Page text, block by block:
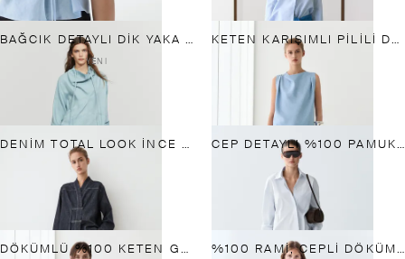
BAĞCIK DETAYLI DIK YAKA DÖKÜMLÜ GÖMLEK
YENI
KETEN KARIŞIMLI PILILI DÖKÜMLÜ ÜST
DENIM TOTAL LOOK INCE CEKET CEP DETAYLI %100 PAMUKLU GÖMLEK
DÖKÜMLÜ %100 KETEN GÖMLEK %100 RAMI, CEPLI DÖKÜMLÜ GÖMLEK